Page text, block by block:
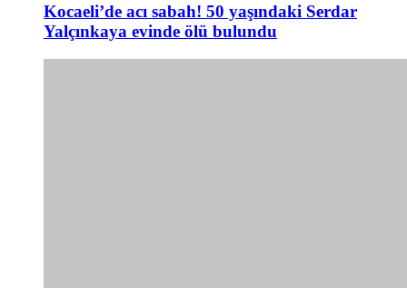
Kocaeli’de acı sabah! 50 yaşındaki Serdar
Yalçınkaya evinde ölü bulundu